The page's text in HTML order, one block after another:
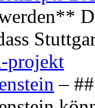
projekt
–